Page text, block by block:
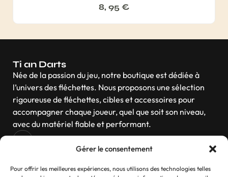
Gérer le consentement
Pour offrir les meilleures expériences, nous utilisons des technologies telles
8, 95 €
Ti an Darts
Née de la passion du jeu, notre boutique est dédiée à
l’univers des fléchettes. Nous proposons une sélection
rigoureuse de fléchettes, cibles et accessoires pour
accompagner chaque joueur, quel que soit son niveau,
avec du matériel fiable et performant.
Navigation